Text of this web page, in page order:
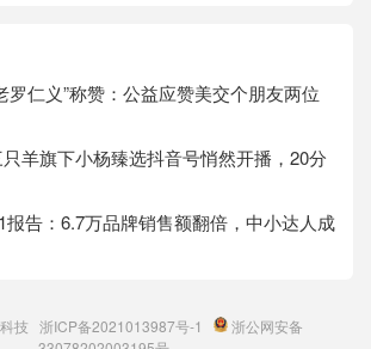
罗仁义”称赞：公益应赞美交个朋友两位
羊旗下小杨臻选抖音号悄然开播，20分
报告：6.7万品牌销售额翻倍，中小达人成
技 浙ICP备2021013987号-1
浙公网安备